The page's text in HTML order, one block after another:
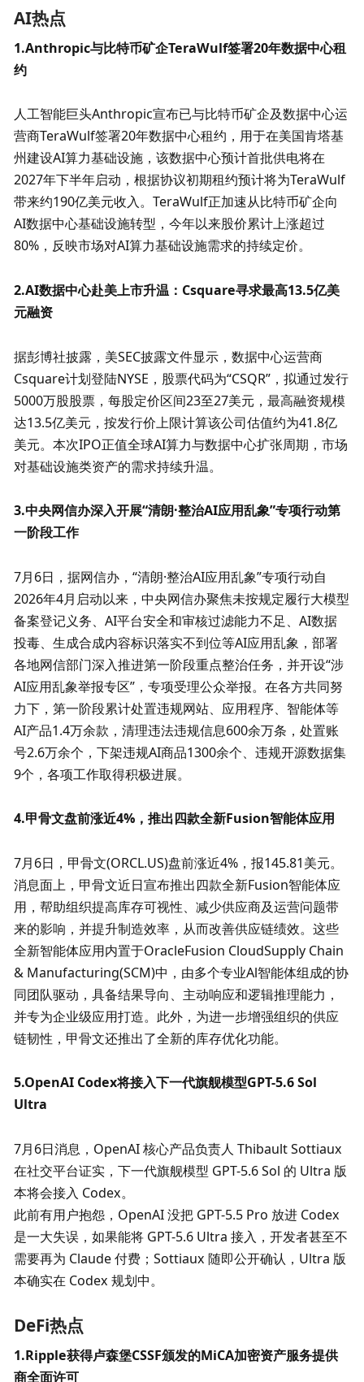
AI热点
1.Anthropic与比特币矿企TeraWulf签署20年数据中心租
约
人工智能巨头Anthropic宣布已与比特币矿企及数据中心运
营商TeraWulf签署20年数据中心租约，用于在美国肯塔基
州建设AI算力基础设施，该数据中心预计首批供电将在
2027年下半年启动，根据协议初期租约预计将为TeraWulf
带来约190亿美元收入。TeraWulf正加速从比特币矿企向
AI数据中心基础设施转型，今年以来股价累计上涨超过
80%，反映市场对AI算力基础设施需求的持续定价。
2.AI数据中心赴美上市升温：Csquare寻求最高13.5亿美
元融资
据彭博社披露，美SEC披露文件显示，数据中心运营商
Csquare计划登陆NYSE，股票代码为“CSQR”，拟通过发行
5000万股股票，每股定价区间23至27美元，最高融资规模
达13.5亿美元，按发行价上限计算该公司估值约为41.8亿
美元。本次IPO正值全球AI算力与数据中心扩张周期，市场
对基础设施类资产的需求持续升温。
3.中央网信办深入开展“清朗·整治AI应用乱象”专项行动第
一阶段工作
7月6日，据网信办，“清朗·整治AI应用乱象”专项行动自
2026年4月启动以来，中央网信办聚焦未按规定履行大模型
备案登记义务、AI平台安全和审核过滤能力不足、AI数据
投毒、生成合成内容标识落实不到位等AI应用乱象，部署
各地网信部门深入推进第一阶段重点整治任务，并开设“涉
AI应用乱象举报专区”，专项受理公众举报。在各方共同努
力下，第一阶段累计处置违规网站、应用程序、智能体等
AI产品1.4万余款，清理违法违规信息600余万条，处置账
号2.6万余个，下架违规AI商品1300余个、违规开源数据集
9个，各项工作取得积极进展。
4.甲骨文盘前涨近4%，推出四款全新Fusion智能体应用
7月6日，甲骨文(ORCL.US)盘前涨近4%，报145.81美元。
消息面上，甲骨文近日宣布推出四款全新Fusion智能体应
用，帮助组织提高库存可视性、减少供应商及运营问题带
来的影响，并提升制造效率，从而改善供应链绩效。这些
全新智能体应用内置于OracleFusion CloudSupply Chain
& Manufacturing(SCM)中，由多个专业Al智能体组成的协
同团队驱动，具备结果导向、主动响应和逻辑推理能力，
并专为企业级应用打造。此外，为进一步增强组织的供应
链韧性，甲骨文还推出了全新的库存优化功能。
5.OpenAI Codex将接入下一代旗舰模型GPT-5.6 Sol
Ultra
7月6日消息，OpenAI 核心产品负责人 Thibault Sottiaux
在社交平台证实，下一代旗舰模型 GPT-5.6 Sol 的 Ultra 版
本将会接入 Codex。
此前有用户抱怨，OpenAI 没把 GPT-5.5 Pro 放进 Codex
是一大失误，如果能将 GPT-5.6 Ultra 接入，开发者甚至不
需要再为 Claude 付费；Sottiaux 随即公开确认，Ultra 版
本确实在 Codex 规划中。
DeFi热点
1.Ripple获得卢森堡CSSF颁发的MiCA加密资产服务提供
商全面许可